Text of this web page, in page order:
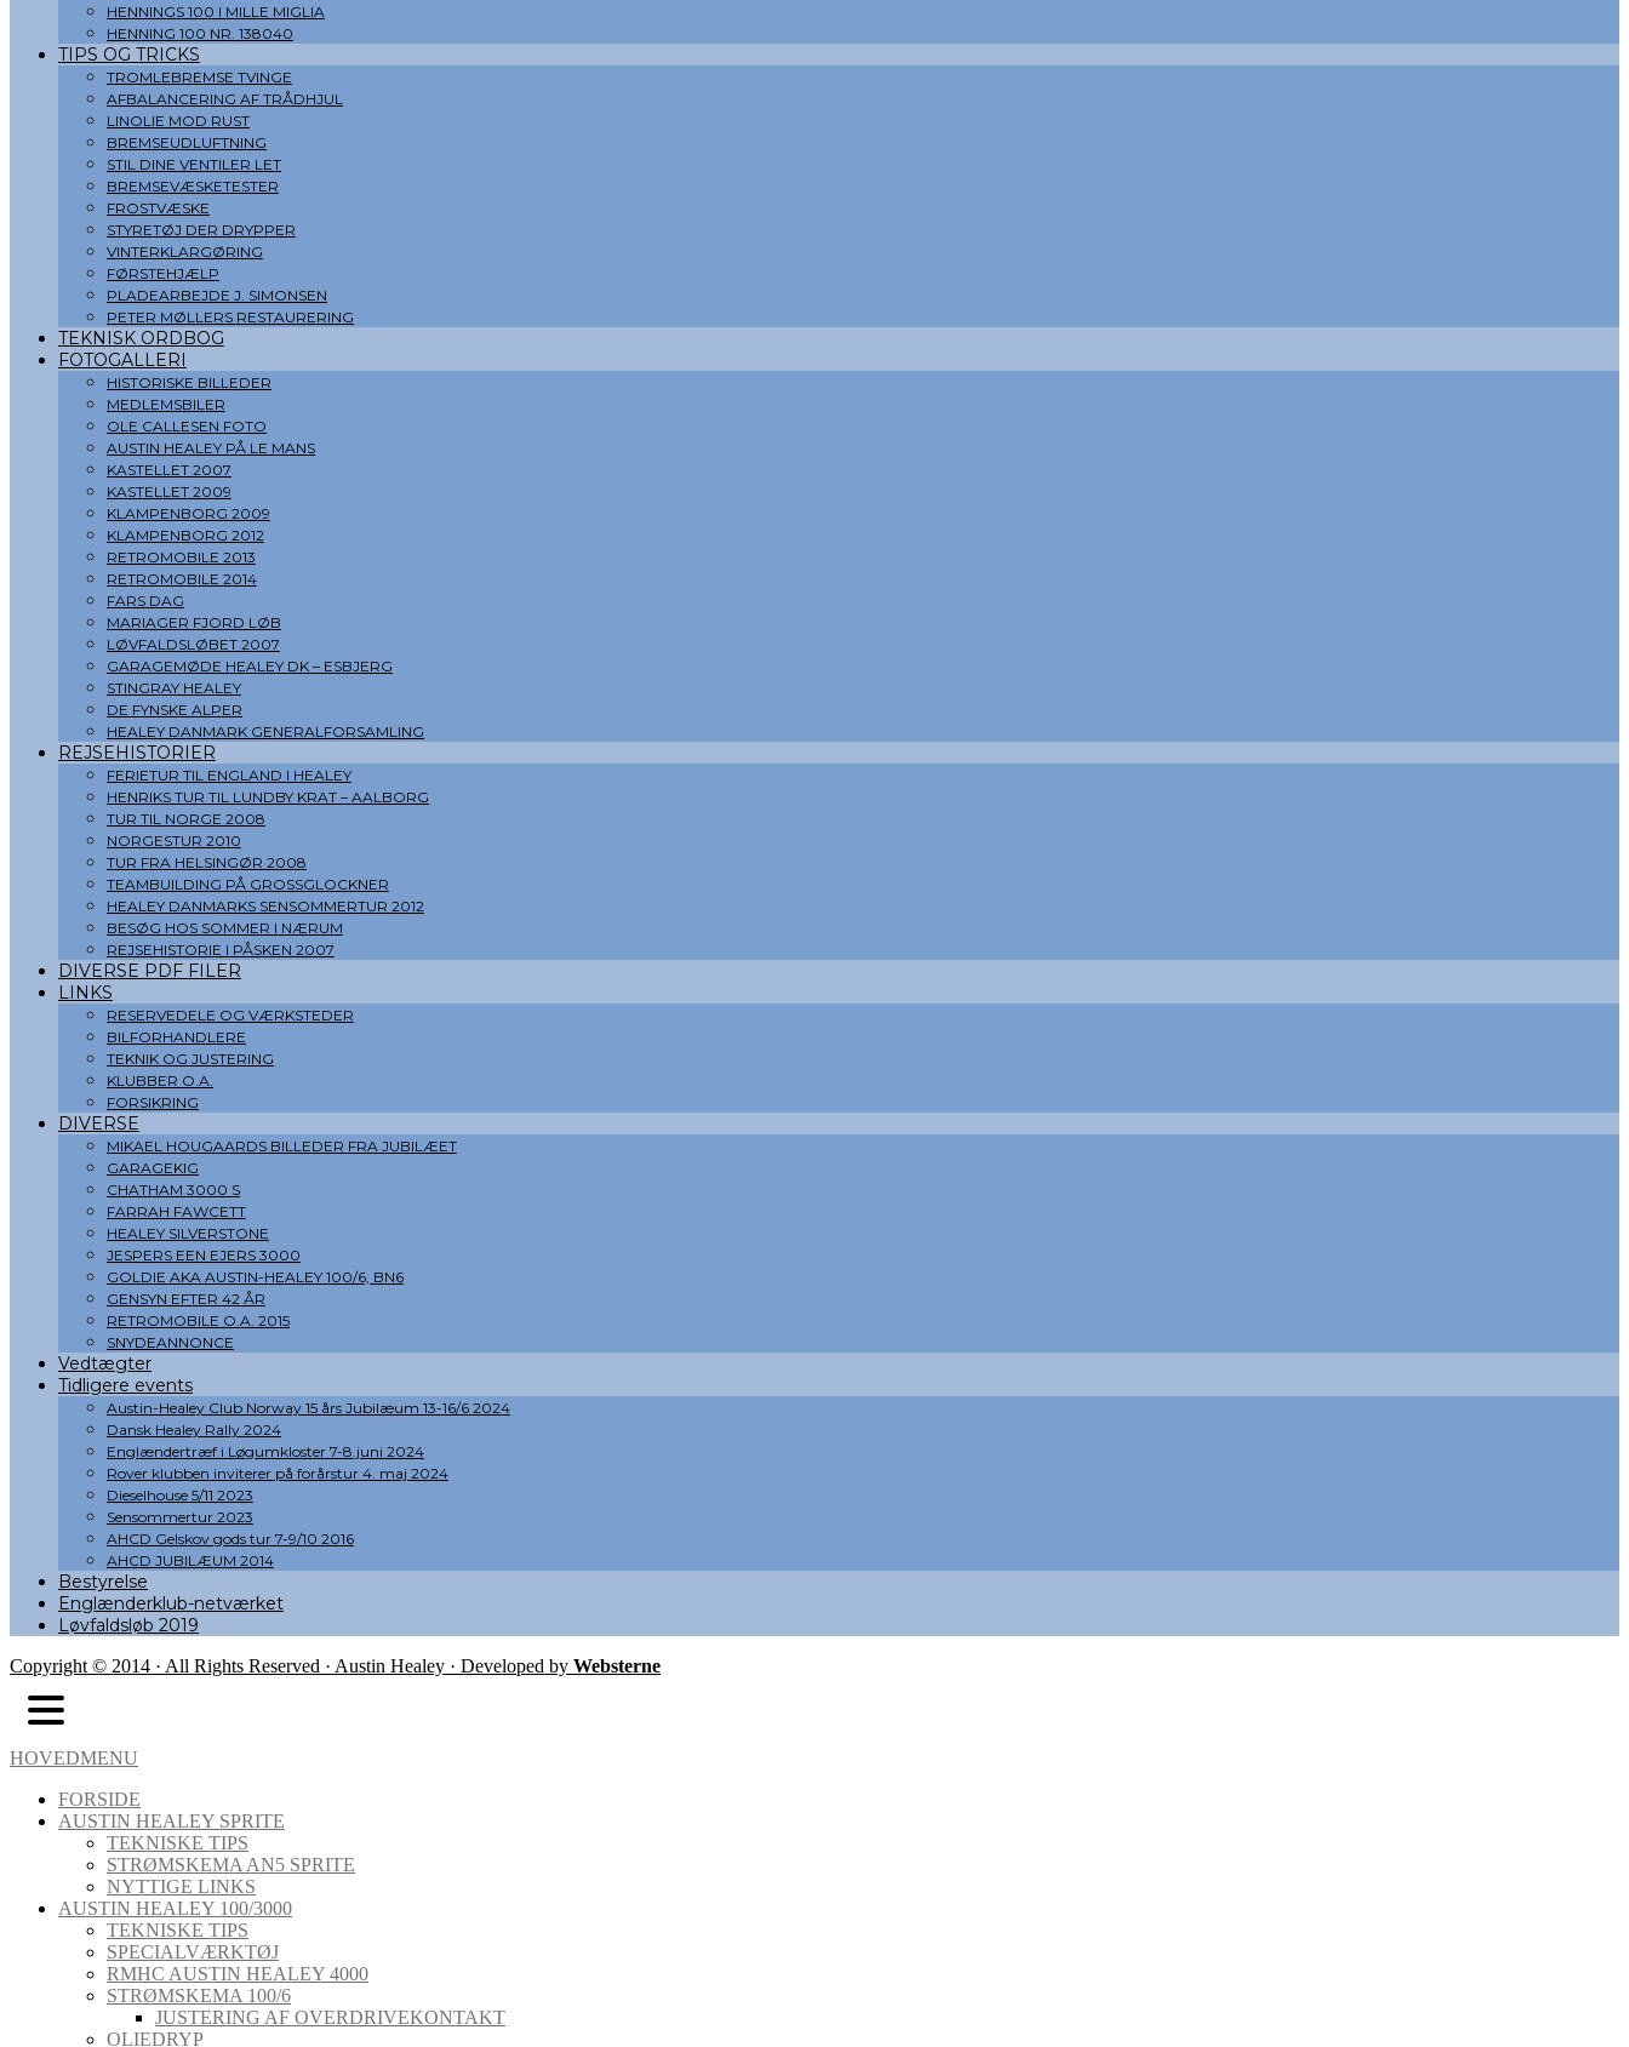
HENNINGS 100 I MILLE MIGLIA
HENNING 100 NR. 138040
TIPS OG TRICKS
TROMLEBREMSE TVINGE
AFBALANCERING AF TRÅDHJUL
LINOLIE MOD RUST
BREMSEUDLUFTNING
STIL DINE VENTILER LET
BREMSEVÆSKETESTER
FROSTVÆSKE
STYRETØJ DER DRYPPER
VINTERKLARGØRING
FØRSTEHJÆLP
PLADEARBEJDE J. SIMONSEN
PETER MØLLERS RESTAURERING
TEKNISK ORDBOG
FOTOGALLERI
HISTORISKE BILLEDER
MEDLEMSBILER
OLE CALLESEN FOTO
AUSTIN HEALEY PÅ LE MANS
KASTELLET 2007
KASTELLET 2009
KLAMPENBORG 2009
KLAMPENBORG 2012
RETROMOBILE 2013
RETROMOBILE 2014
FARS DAG
MARIAGER FJORD LØB
LØVFALDSLØBET 2007
GARAGEMØDE HEALEY DK – ESBJERG
STINGRAY HEALEY
DE FYNSKE ALPER
HEALEY DANMARK GENERALFORSAMLING
REJSEHISTORIER
FERIETUR TIL ENGLAND I HEALEY
HENRIKS TUR TIL LUNDBY KRAT – AALBORG
TUR TIL NORGE 2008
NORGESTUR 2010
TUR FRA HELSINGØR 2008
TEAMBUILDING PÅ GROSSGLOCKNER
HEALEY DANMARKS SENSOMMERTUR 2012
BESØG HOS SOMMER I NÆRUM
REJSEHISTORIE I PÅSKEN 2007
DIVERSE PDF FILER
LINKS
RESERVEDELE OG VÆRKSTEDER
BILFORHANDLERE
TEKNIK OG JUSTERING
KLUBBER O.A.
FORSIKRING
DIVERSE
MIKAEL HOUGAARDS BILLEDER FRA JUBILÆET
GARAGEKIG
CHATHAM 3000 S
FARRAH FAWCETT
HEALEY SILVERSTONE
JESPERS EEN EJERS 3000
GOLDIE AKA AUSTIN-HEALEY 100/6, BN6
GENSYN EFTER 42 ÅR
RETROMOBILE O.A. 2015
SNYDEANNONCE
Vedtægter
Tidligere events
Austin-Healey Club Norway 15 års Jubilæum 13-16/6 2024
Dansk Healey Rally 2024
Englændertræf i Løgumkloster 7-8.juni 2024
Rover klubben inviterer på forårstur 4. maj 2024
Dieselhouse 5/11 2023
Sensommertur 2023
AHCD Gelskov gods tur 7-9/10 2016
AHCD JUBILÆUM 2014
Bestyrelse
Englænderklub-netværket
Løvfaldsløb 2019
Copyright © 2014 · All Rights Reserved · Austin Healey · Developed by Websterne
HOVEDMENU
FORSIDE
AUSTIN HEALEY SPRITE
TEKNISKE TIPS
STRØMSKEMA AN5 SPRITE
NYTTIGE LINKS
AUSTIN HEALEY 100/3000
TEKNISKE TIPS
SPECIALVÆRKTØJ
RMHC AUSTIN HEALEY 4000
STRØMSKEMA 100/6
JUSTERING AF OVERDRIVEKONTAKT
OLIEDRYP